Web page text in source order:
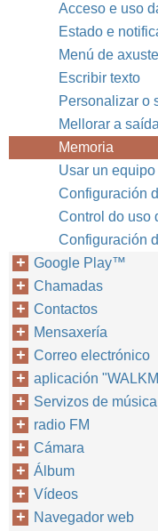
Acceso e uso
Estado e
Menú de
Escribir texto
Personalizar o
Mellorar a
Memoria
Usar un
Configuración
Control do uso
Configuración
Google Play™‎
Chamadas
Contactos
Mensaxería
Correo electrónico
aplicación
Servizos de música
radio FM
Cámara
Álbum
Vídeos
Navegador web